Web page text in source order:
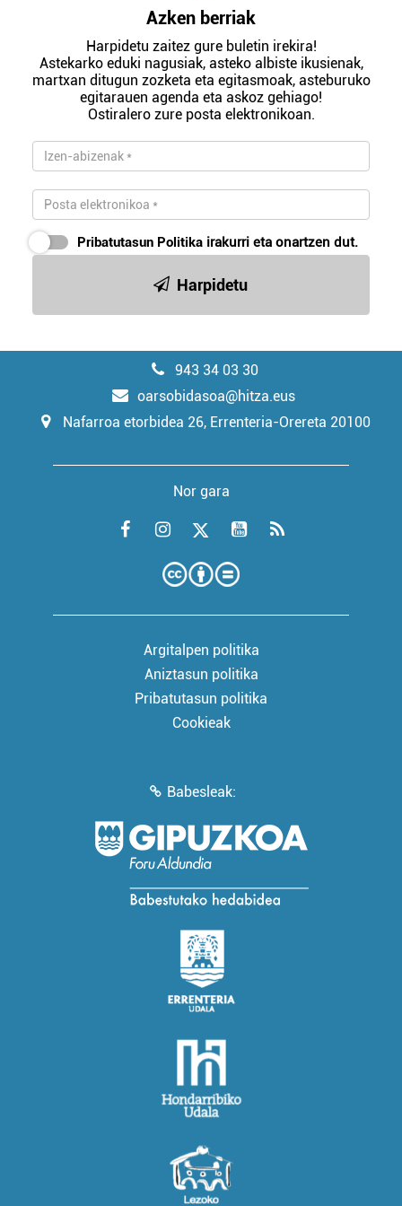
Azken berriak
Harpidetu zaitez gure buletin irekira!
Astekarko eduki nagusiak, asteko albiste ikusienak,
martxan ditugun zozketa eta egitasmoak, asteburuko
egitarauen agenda eta askoz gehiago!
Ostiralero zure posta elektronikoan.
Pribatutasun Politika irakurri eta onartzen dut.
Harpidetu
943 34 03 30
oarsobidasoa@hitza.eus
Nafarroa etorbidea 26, Errenteria-Orereta 20100
Nor gara
Argitalpen politika
Aniztasun politika
Pribatutasun politika
Cookieak
Babesleak: